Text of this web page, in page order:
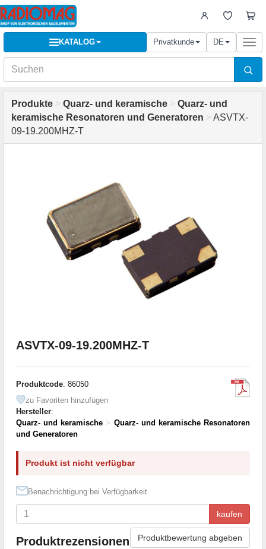
KATALOG Privatkunde DE
Produkte > Quarz- und keramische > Quarz- und
keramische Resonatoren und Generatoren > ASVTX-
09-19.200MHZ-T
ASVTX-09-19.200MHZ-T
Produktcode: 86050
zu Favoriten hinzufügen
Hersteller:
Quarz- und keramische > Quarz- und keramische Resonatoren
und Generatoren
Produkt ist nicht verfügbar
Benachrichtigung bei Verfügbarkeit
kaufen
Produktrezensionen Produktbewertung abgeben